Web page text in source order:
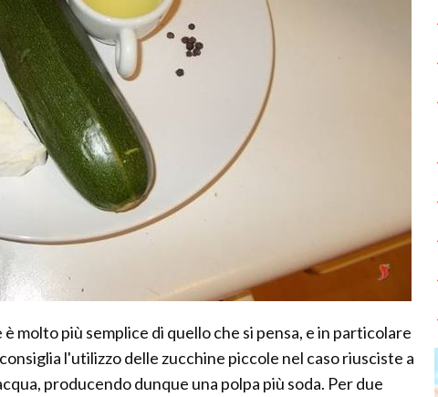
molto più semplice di quello che si pensa, e in particolare
l'utilizzo delle zucchine piccole nel caso riusciste a
producendo dunque una polpa più soda. Per due